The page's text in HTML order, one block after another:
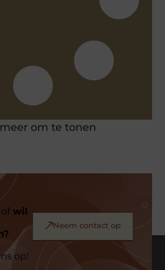
om te tonen
wil
op!
Neem contact op